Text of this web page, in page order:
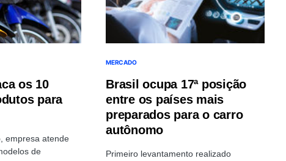
os 10
para
empresa atende
de
MERCADO
Brasil ocupa 17ª posição
entre os países mais
preparados para o carro
autônomo
Primeiro levantamento realizado